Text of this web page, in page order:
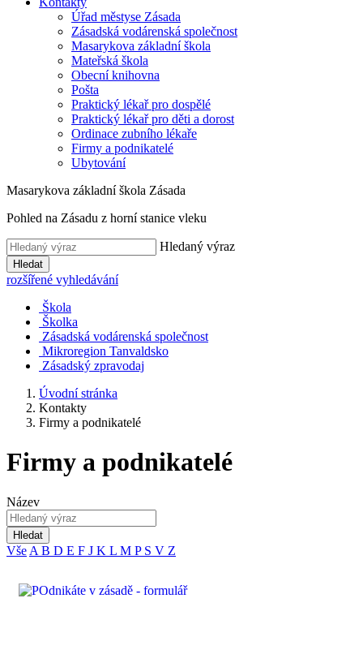
Úřad městyse Zásada
Zásadská vodárenská společnost
Masarykova základní škola
Mateřská škola
Obecní knihovna
Pošta
Praktický lékař pro dospělé
Praktický lékař pro děti a dorost
Ordinace zubního lékaře
Firmy a podnikatelé
Ubytování
Masarykova základní škola Zásada
Pohled na Zásadu z horní stanice vleku
Hledaný výraz
Hledat
rozšířené vyhledávání
Škola
Školka
Zásadská vodárenská společnost
Mikroregion Tanvaldsko
Zásadský zpravodaj
Úvodní stránka
Kontakty
Firmy a podnikatelé
Firmy a podnikatelé
Název
Hledat
Vše A B D E F J K L M P S V Z